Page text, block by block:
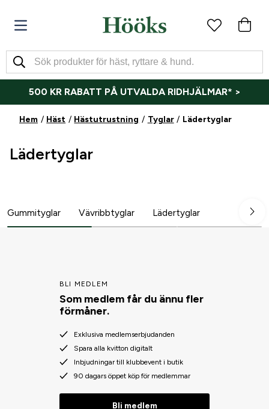
500 KR RABATT PÅ UTVALDA RIDHJÄLMAR* >
Hem Häst Hästutrustning Tyglar Lädertyglar
Lädertyglar
Gummityglar Vävribbtyglar Lädertyglar
BLI MEDLEM
Som medlem får du ännu fler
förmåner.
Exklusiva medlemserbjudanden
Spara alla kvitton digitalt
Inbjudningar till klubbevent i butik
90 dagars öppet köp för medlemmar
Bli medlem